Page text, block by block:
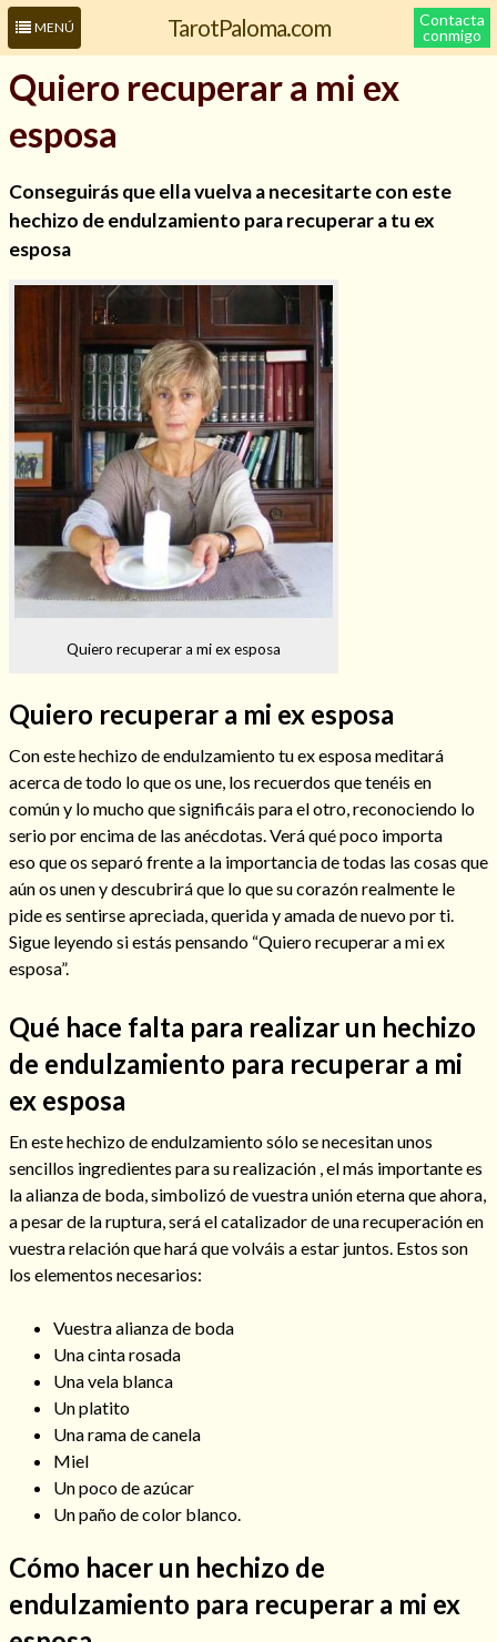
MENÚ TarotPaloma.com
Contacta
conmigo
Leer más sobre mí
Hechizos de amor
Amarre para recuperar a mi pareja
Cómo alejar a la amante de mi esposo
Quiero recuperar a mi ex
esposa
Conseguirás que ella vuelva a necesitarte con este
hechizo de endulzamiento para recuperar a tu ex
esposa
Quiero recuperar a mi ex esposa
Quiero recuperar a mi ex esposa
Con este hechizo de endulzamiento tu ex esposa meditará
acerca de todo lo que os une, los recuerdos que tenéis en
común y lo mucho que significáis para el otro, reconociendo lo
serio por encima de las anécdotas. Verá qué poco importa
eso que os separó frente a la importancia de todas las cosas que
aún os unen y descubrirá que lo que su corazón realmente le
pide es sentirse apreciada, querida y amada de nuevo por ti.
Sigue leyendo si estás pensando “Quiero recuperar a mi ex
esposa”.
Qué hace falta para realizar un hechizo
de endulzamiento para recuperar a mi
ex esposa
En este hechizo de endulzamiento sólo se necesitan unos
sencillos ingredientes para su realización , el más importante es
la alianza de boda, simbolizó de vuestra unión eterna que ahora,
a pesar de la ruptura, será el catalizador de una recuperación en
vuestra relación que hará que volváis a estar juntos. Estos son
los elementos necesarios:
Vuestra alianza de boda
Una cinta rosada
Una vela blanca
Un platito
Una rama de canela
Miel
Un poco de azúcar
Un paño de color blanco.
Cómo hacer un hechizo de
endulzamiento para recuperar a mi ex